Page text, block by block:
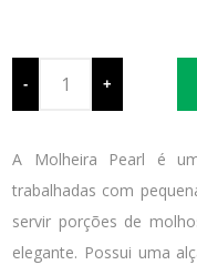
- +
A Molheira Pearl é
trabalhadas com
servir porções de
elegante. Possui uma